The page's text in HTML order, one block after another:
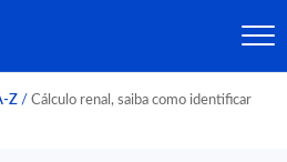
Z / Cálculo renal, saiba como identificar